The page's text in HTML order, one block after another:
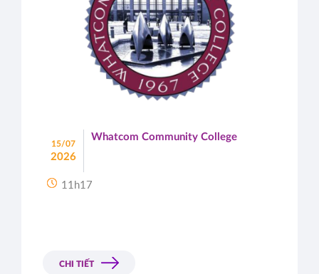
15/07
2026
Whatcom Community College
11h17
CHI TIẾT